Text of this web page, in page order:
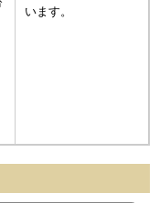
います。